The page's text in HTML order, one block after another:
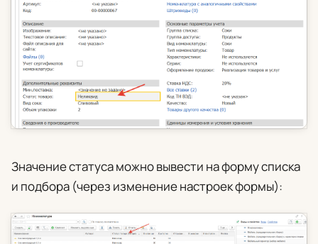
Значение статуса можно вывести на форму списка
и подбора (через изменение настроек формы):